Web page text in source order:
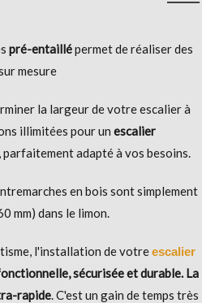
pré-entaillépermet de réaliser des
mesure
la largeur de votre escalier à
illimitées pour un escalier
parfaitement adapté à vos besoins.
en bois sont simplement
mm) dans le limon.
l'installation de votreescalier
sécurisée et durable. La
rapide. C'est un gain de temps très